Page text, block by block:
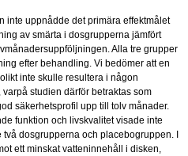
inte uppnådde det primära effektmålet
av smärta i dosgrupperna jämfört
Alla tre grupper
efter behandling. Vi bedömer att en
inte skulle resultera i någon
studien därför betraktas som
säkerhetsprofil upp till tolv månader.
funktion och livskvalitet visade inte
dosgrupperna och placebogruppen. I
ett minskat vatteninnehåll i disken,